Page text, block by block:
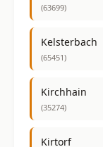
(63699)
Kelsterbach
(65451)
Kirchhain
(35274)
Kirtorf